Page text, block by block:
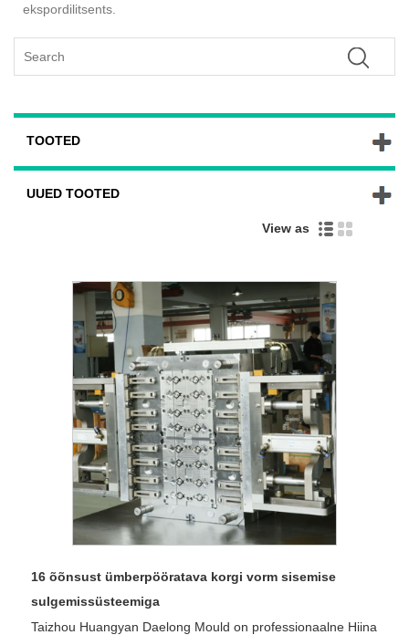
ekspordilitsents.
TOOTED
UUED TOOTED
View as
16 õõnsust ümberpööratava korgi vorm sisemise
sulgemissüsteemiga
Taizhou Huangyan Daelong Mould on professionaalne Hiina